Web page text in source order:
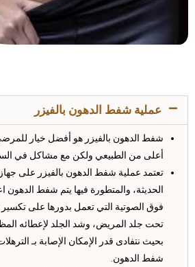
عملية شفط الدهون بالفيزر ​
شفط الدهون بالفيزر هو أفضل خيار
أعلى من الطبيعي ولكن مع مشاكل في
تعتمد عملية شفط الدهون بالفيزر على
الحديثة، والمتطورة فيها يتم شفط الدهون
فوق الصوتية التي تعمل بدورها على تكسير
تحت جلد المريض، وشد الجلد لإعطائه
بحيث نتفادى قدر الإمكان الإصابة بـ
شفط الدهون.